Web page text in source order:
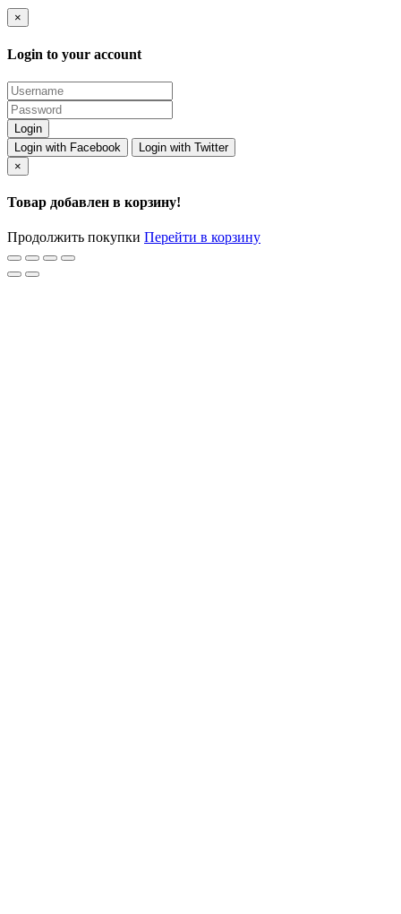
×
Login to your account
Login with Facebook
Login with Twitter
×
Товар добавлен в корзину!
Продолжить покупки Перейти в корзину